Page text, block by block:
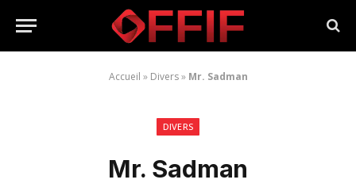
Accueil » Divers» Mr. Sadman
DIVERS
Mr. Sadman